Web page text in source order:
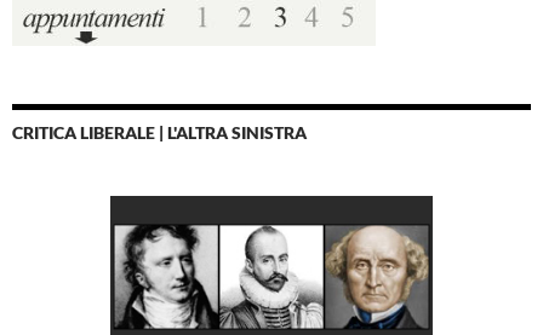
CRITICA LIBERALE | L'ALTRA SINISTRA